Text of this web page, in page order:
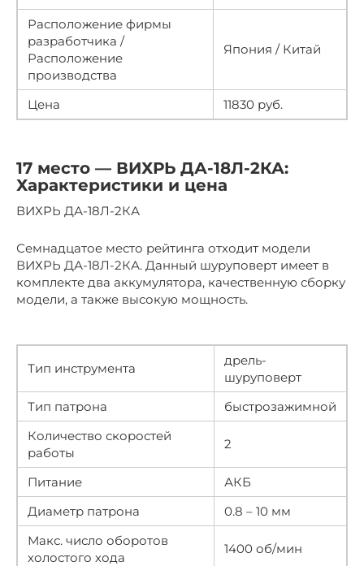
Расположение фирмы
разработчика /
Расположение
производства
Япония / Китай
Цена 11830 руб.
17 место — ВИХРЬ ДА-18Л-2КА:
Характеристики и цена
ВИХРЬ ДА-18Л-2КА
Семнадцатое место рейтинга отходит модели
ВИХРЬ ДА-18Л-2КА. Данный шуруповерт имеет в
комплекте два аккумулятора, качественную сборку
модели, а также высокую мощность.
Тип инструмента
дрель-
шуруповерт
Тип патрона
быстрозажимной
Количество скоростей
работы
2
Питание
АКБ
Диаметр патрона
0.8 – 10 мм
Макс. число оборотов
холостого хода
1400 об/мин